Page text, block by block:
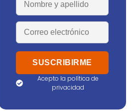
Acepto la política de
privacidad